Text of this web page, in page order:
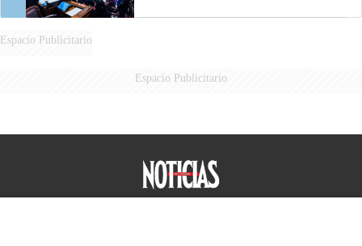
Espacio Publicitario
Espacio Publicitario